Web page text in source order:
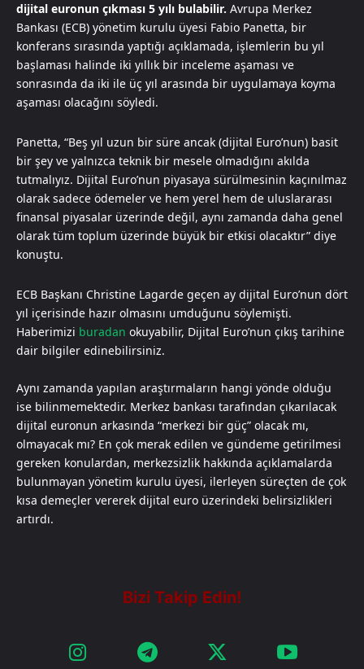
dijital euronun çıkması 5 yılı bulabilir. Avrupa Merkez
Bankası (ECB) yönetim kurulu üyesi Fabio Panetta, bir
konferans sırasında yaptığı açıklamada, işlemlerin bu yıl
başlaması halinde iki yıllık bir inceleme aşaması ve
sonrasında da iki ile üç yıl arasında bir uygulamaya koyma
aşaması olacağını söyledi.
Panetta, “Beş yıl uzun bir süre ancak (dijital Euro’nun) basit
bir şey ve yalnızca teknik bir mesele olmadığını akılda
tutmalıyız. Dijital Euro’nun piyasaya sürülmesinin kaçınılmaz
olarak sadece ödemeler ve hem yerel hem de uluslararası
finansal piyasalar üzerinde değil, aynı zamanda daha genel
olarak tüm toplum üzerinde büyük bir etkisi olacaktır” diye
konuştu.
ECB Başkanı Christine Lagarde geçen ay dijital Euro’nun dört
yıl içerisinde hazır olmasını umduğunu söylemişti.
Haberimizi buradan okuyabilir, Dijital Euro’nun çıkış tarihine
dair bilgiler edinebilirsiniz.
Aynı zamanda yapılan araştırmaların hangi yönde olduğu
ise bilinmemektedir. Merkez bankası tarafından çıkarılacak
dijital euronun arkasında “merkezi bir güç” olacak mı,
olmayacak mı? En çok merak edilen ve gündeme getirilmesi
gereken konulardan, merkezsizlik hakkında açıklamalarda
bulunmayan yönetim kurulu üyesi, ilerleyen süreçten de çok
kısa demeçler vererek dijital euro üzerindeki belirsizlikleri
artırdı.